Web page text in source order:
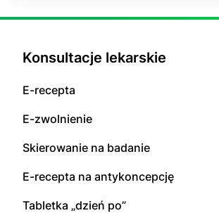
Konsultacje lekarskie
E-recepta
E-zwolnienie
Skierowanie na badanie
E-recepta na antykoncepcję
Tabletka „dzień po”